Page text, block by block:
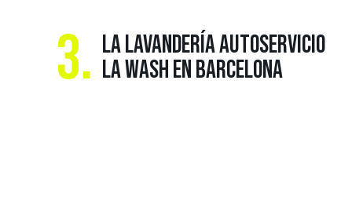
3. LA LAVANDERÍA AUTOSERVICIO
LA WASH EN BARCELONA